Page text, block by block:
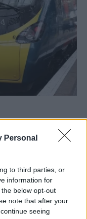
Personal
to third parties, or
information for
below opt-out
note that after your
seeing
και ακυρώσεις